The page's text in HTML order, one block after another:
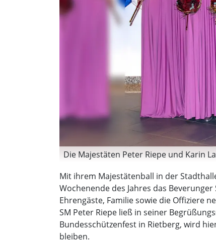
Die Majestäten Peter Riepe und Karin
Mit ihrem Majestätenball in der
Wochenende des Jahres das
Ehrengäste, Familie sowie die Offiziere
SM Peter Riepe ließ in seiner
Bundesschützenfest in Rietberg, wird
bleiben.